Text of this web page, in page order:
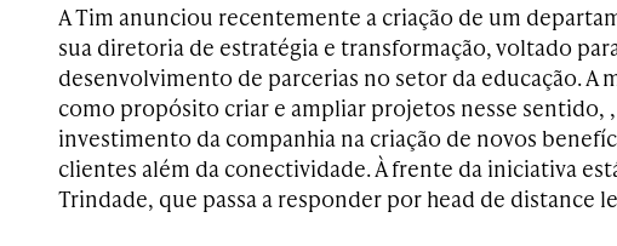
A Tim anunciou recentemente a criação de um
sua diretoria de estratégia e transformação, voltado
desenvolvimento de parcerias no setor da educação. A
como propósito criar e ampliar projetos nesse sentido,
investimento da companhia na criação de novos
clientes além da conectividade. À frente da iniciativa
Trindade, que passa a responder por head de distance